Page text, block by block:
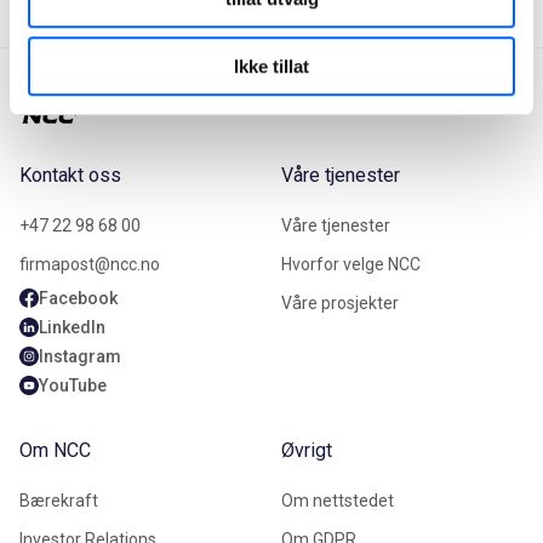
Ikke tillat
Kontakt oss
+47 22 98 68 00
firmapost@ncc.no
Facebook
LinkedIn
Instagram
YouTube
Våre tjenester
Våre tjenester
Hvorfor velge NCC
Våre prosjekter
Om NCC
Bærekraft
Investor Relations
Øvrigt
Om nettstedet
Om GDPR